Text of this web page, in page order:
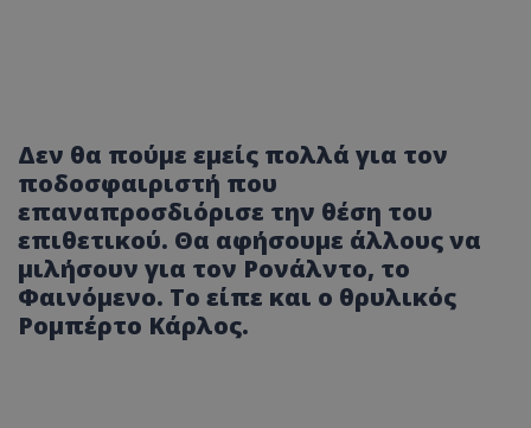
Δεν θα πούμε εμείς πολλά για τον
ποδοσφαιριστή που
επαναπροσδιόρισε την θέση του
επιθετικού. Θα αφήσουμε άλλους να
μιλήσουν για τον Ρονάλντο, το
Φαινόμενο. Το είπε και ο θρυλικός
Ρομπέρτο Κάρλος.